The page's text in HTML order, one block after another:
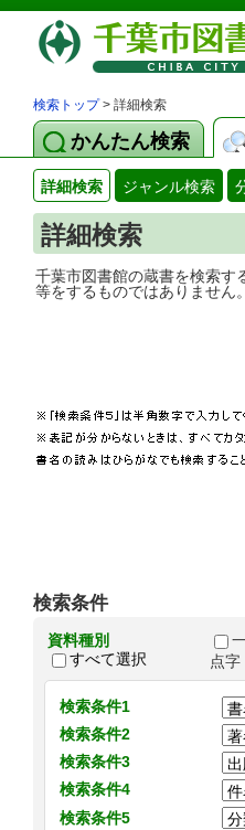
検索トップ> 詳細検索
かんたん検索
詳細検索 ジャンル検索
詳細検索
千葉市図書館の蔵
等をするものではありません
検索条件
資料種別
すべて選択
点
検索条件1
検索条件2
検索条件3
検索条件4
検索条件5